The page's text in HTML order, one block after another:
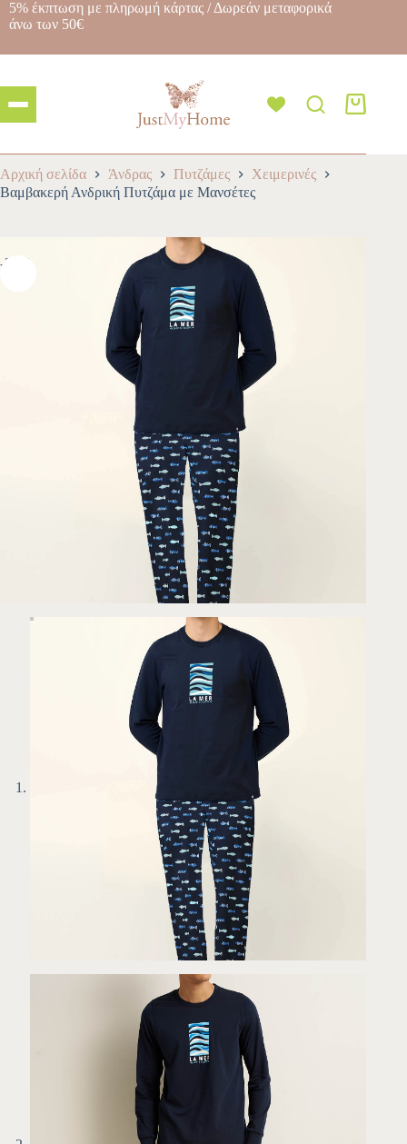
5% έκπτωση με πληρωμή κάρτας / Δωρεάν μεταφορικά
άνω των 50€
Αρχική σελίδα Άνδρας Πυτζάμες
Χειμερινές
Βαμβακερή Ανδρική Πυτζάμα με Μανσέτες
-30%